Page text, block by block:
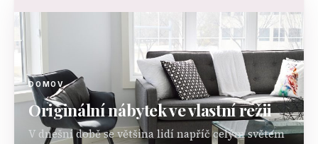
DOMOV
Originální nábytek ve vlastní režii
V dnešní době se většina lidí napříč celým světem